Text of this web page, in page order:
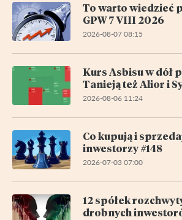
To warto wiedzieć
GPW 7 VIII 2026
2026-08-07 08:15
Kurs Asbisu w dół
Tanieją też Alior i
2026-08-06 11:24
Co kupują i
inwestorzy #148
2026-07-03 07:00
12 spółek
drobnych